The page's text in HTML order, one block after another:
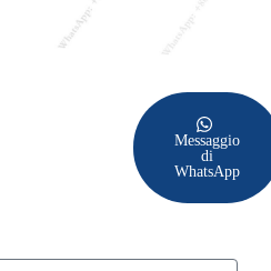
Messaggio
di
WhatsApp